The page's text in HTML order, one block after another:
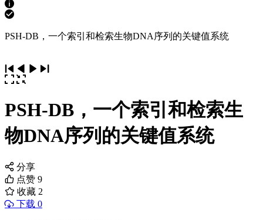
PSH-DB，一个索引和检索生物DNA序列的关键值系统
PSH-DB，一个索引和检索生
物DNA序列的关键值系统
分享
点赞 9
收藏 2
下载 0